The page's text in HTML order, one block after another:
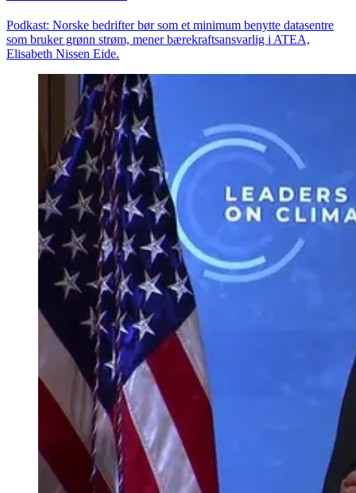
Podkast: Norske bedrifter bør som et minimum benytte datasentre
som bruker grønn strøm, mener bærekraftsansvarlig i ATEA,
Elisabeth Nissen Eide.